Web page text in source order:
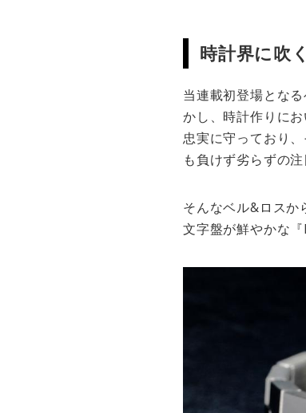
時計界に吹
当連載初登場とな
かし、時計作りに
忠実に守っており
も負けず劣らずの
そんなベル&ロス
文字盤が鮮やかな